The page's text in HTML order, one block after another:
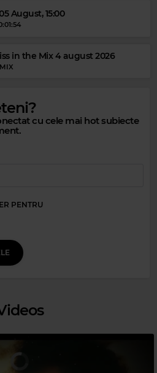
SOUL II SOUL–BACK TO LIFE
NO MERCY
August, 15:00
in the Mix 4 august 2026
cu cele mai hot subiecte
PENTRU